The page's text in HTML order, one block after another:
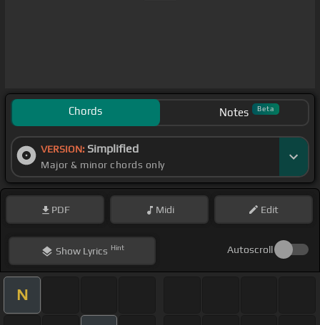
Chords Notes Beta
VERSION: Simplified
Major & minor chords only
PDF Midi Edit
ShowLyrics Hint Autoscroll
N